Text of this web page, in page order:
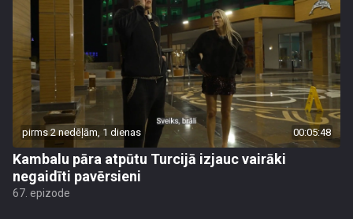
pirms 2 nedēļām, 1 dienas 00:05:48
Kambalu pāra atpūtu Turcijā izjauc vairāki
negaidīti pavērsieni
67. epizode